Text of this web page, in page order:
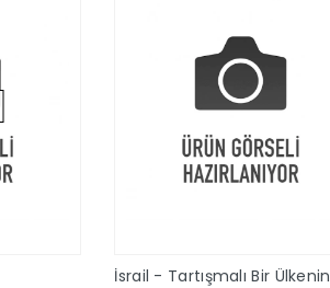
İsrail - Tartışmalı Bir Ülkenin